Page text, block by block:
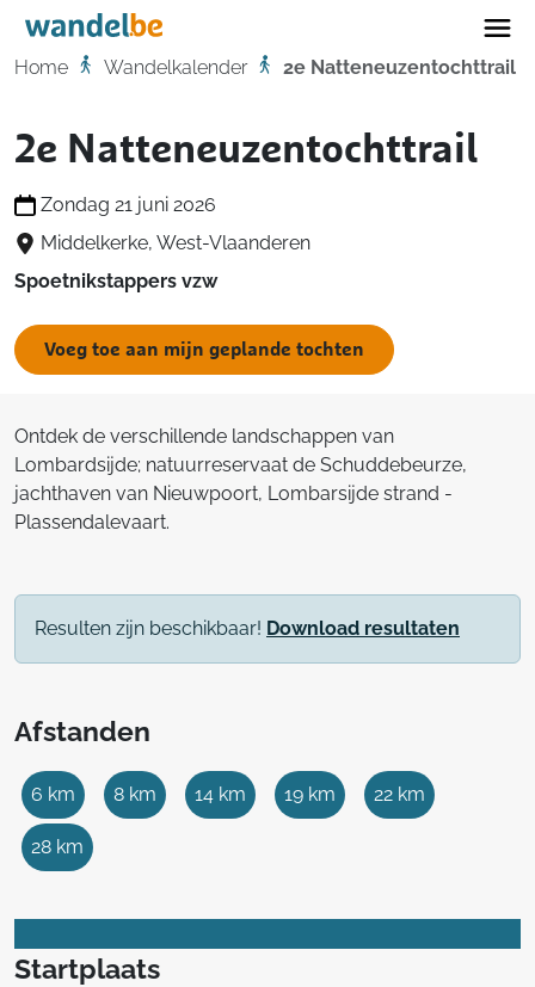
Home
Home Wandelkalender 2e Natteneuzentochttrail
2e Natteneuzentochttrail
Zondag 21 juni 2026
Middelkerke, West-Vlaanderen
Spoetnikstappers vzw
Voeg toe aan mijn geplande tochten
Ontdek de verschillende landschappen van
Lombardsijde; natuurreservaat de Schuddebeurze,
jachthaven van Nieuwpoort, Lombarsijde strand -
Plassendalevaart.
Resulten zijn beschikbaar! Download resultaten
Afstanden
6 km 8 km 14 km 19 km 22 km
28 km
Startplaats